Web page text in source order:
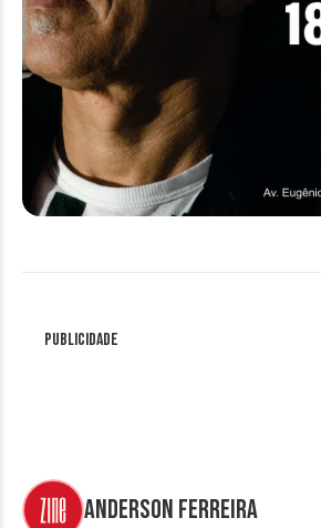
Publicidade
Anderson Ferreira